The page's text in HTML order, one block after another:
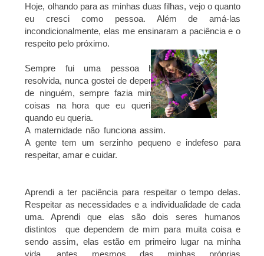
Hoje, olhando para as minhas duas filhas, vejo o quanto
eu cresci como pessoa. Além de amá-las
incondicionalmente, elas me ensinaram a paciência e o
respeito pelo próximo.
Sempre fui uma pessoa bem
resolvida, nunca gostei de depender
de ninguém, sempre fazia minhas
coisas na hora que eu queria e
quando eu queria.
A maternidade não funciona assim.
A gente tem um serzinho pequeno e indefeso para
respeitar, amar e cuidar.
Aprendi a ter paciência para respeitar o tempo delas.
Respeitar as necessidades e a individualidade de cada
uma. Aprendi que elas são dois seres humanos
distintos que dependem de mim para muita coisa e
sendo assim, elas estão em primeiro lugar na minha
vida, antes mesmos das minhas próprias